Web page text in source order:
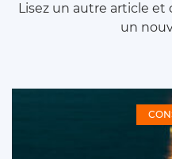
Lisez un autre article et
un